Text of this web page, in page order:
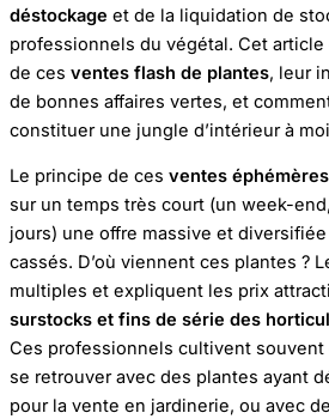
déstockage et de la liquidation de
professionnels du végétal. Cet
de ces ventes flash de plantes, leur
de bonnes affaires vertes, et
constituer une jungle d’intérieur à
Le principe de ces ventes éphémères
sur un temps très court (un week-
jours) une offre massive et
cassés. D’où viennent ces plantes ?
multiples et expliquent les prix
surstocks et fins de série des
Ces professionnels cultivent
se retrouver avec des plantes ayant
pour la vente en jardinerie, ou avec